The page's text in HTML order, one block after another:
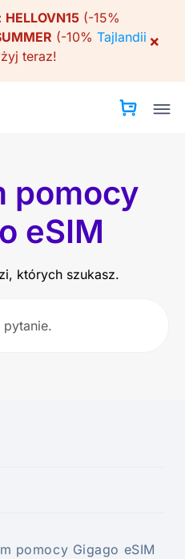
HELLOVN15 (-15%
(-10% Tajlandii
teraz!
×
pomocy
eSIM
których szukasz.
pomocy Gigago eSIM